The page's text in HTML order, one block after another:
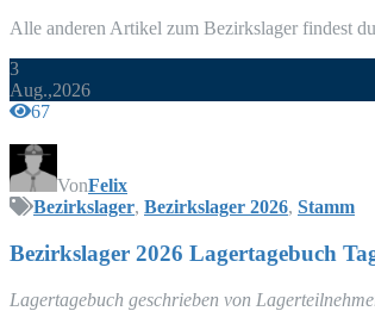
Alle ande­ren Arti­kel zum Bezirks­la­ger fin­dest du
3
Aug.,2026
67
VonFelix
Bezirkslager, Bezirkslager 2026, Stamm
Bezirks­la­ger 2026 Lager­ta­ge­buch
Lager­ta­ge­buch geschrie­ben von